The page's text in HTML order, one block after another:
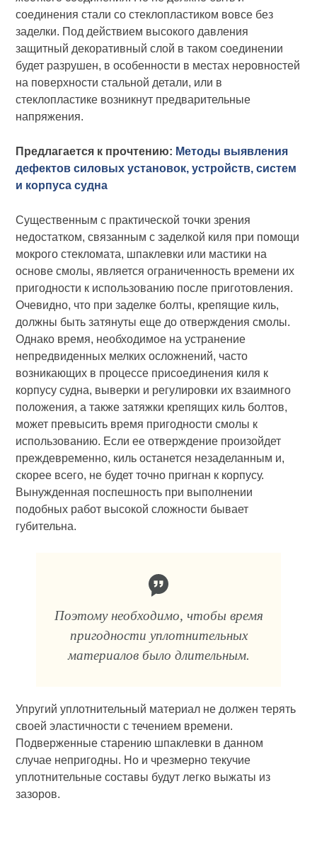
соединения стали со стеклопластиком вовсе без
заделки. Под действием высокого давления
защитный декоративный слой в таком соединении
будет разрушен, в особенности в местах неровностей
на поверхности стальной детали, или в
стеклопластике возникнут предварительные
напряжения.
Предлагается к прочтению: Методы выявления
дефектов силовых установок, устройств, систем
и корпуса судна
Существенным с практической точки зрения
недостатком, связанным с заделкой киля при помощи
мокрого стекломата, шпаклевки или мастики на
основе смолы, является ограниченность времени их
пригодности к использованию после приготовления.
Очевидно, что при заделке болты, крепящие киль,
должны быть затянуты еще до отверждения смолы.
Однако время, необходимое на устранение
непредвиденных мелких осложнений, часто
возникающих в процессе присоединения киля к
корпусу судна, выверки и регулировки их взаимного
положения, а также затяжки крепящих киль болтов,
может превысить время пригодности смолы к
использованию. Если ее отверждение произойдет
преждевременно, киль останется незаделанным и,
скорее всего, не будет точно пригнан к корпусу.
Вынужденная поспешность при выполнении
подобных работ высокой сложности бывает
губительна.
Поэтому необходимо, чтобы время
пригодности уплотнительных
материалов было длительным.
Упругий уплотнительный материал не должен терять
своей эластичности с течением времени.
Подверженные старению шпаклевки в данном
случае непригодны. Но и чрезмерно текучие
уплотнительные составы будут легко выжаты из
зазоров.